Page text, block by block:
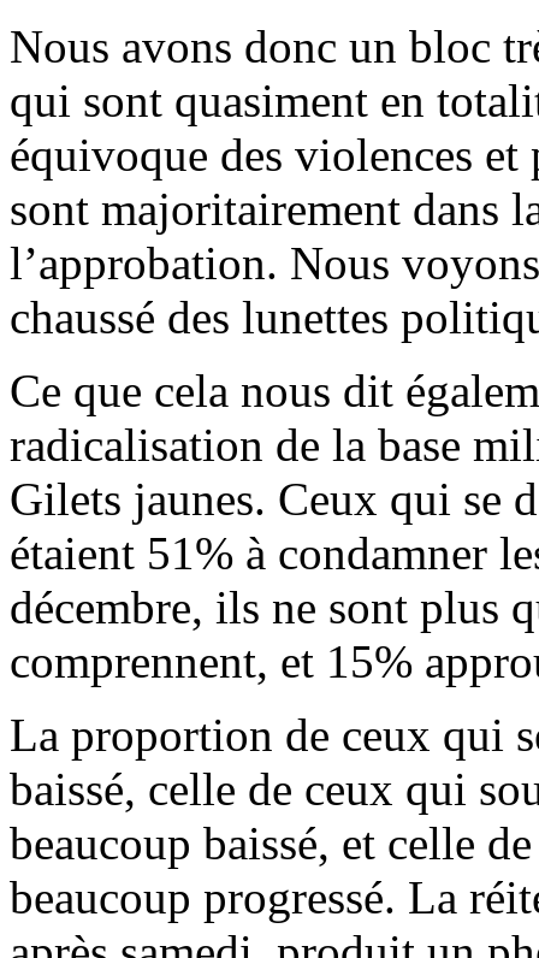
Nous avons donc un bloc
qui sont quasiment en
équivoque des violences
sont majoritairement dans
l’approbation. Nous
chaussé des lunettes
Ce que cela nous dit
radicalisation de la base
Gilets jaunes. Ceux qui se
étaient 51% à condamner
décembre, ils ne sont plus
comprennent, et 15%
La proportion de ceux qui
baissé, celle de ceux qui
beaucoup baissé, et celle
beaucoup progressé. La